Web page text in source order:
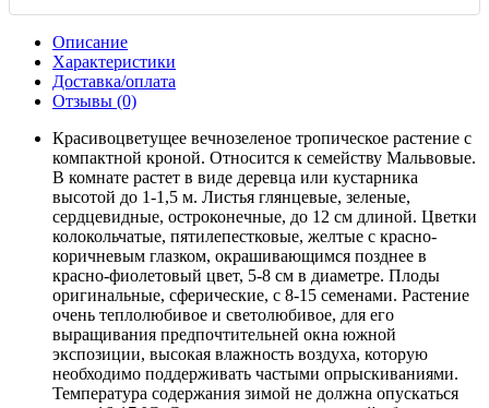
Описание
Характеристики
Доставка/оплата
Отзывы (0)
Красивоцветущее вечнозеленое тропическое растение с
компактной кроной. Относится к семейству Мальвовые.
В комнате растет в виде деревца или кустарника
высотой до 1-1,5 м. Листья глянцевые, зеленые,
сердцевидные, остроконечные, до 12 см длиной. Цветки
колокольчатые, пятилепестковые, желтые с красно-
коричневым глазком, окрашивающимся позднее в
красно-фиолетовый цвет, 5-8 см в диаметре. Плоды
оригинальные, сферические, с 8-15 семенами. Растение
очень теплолюбивое и светолюбивое, для его
выращивания предпочтительней окна южной
экспозиции, высокая влажность воздуха, которую
необходимо поддерживать частыми опрыскиваниями.
Температура содержания зимой не должна опускаться